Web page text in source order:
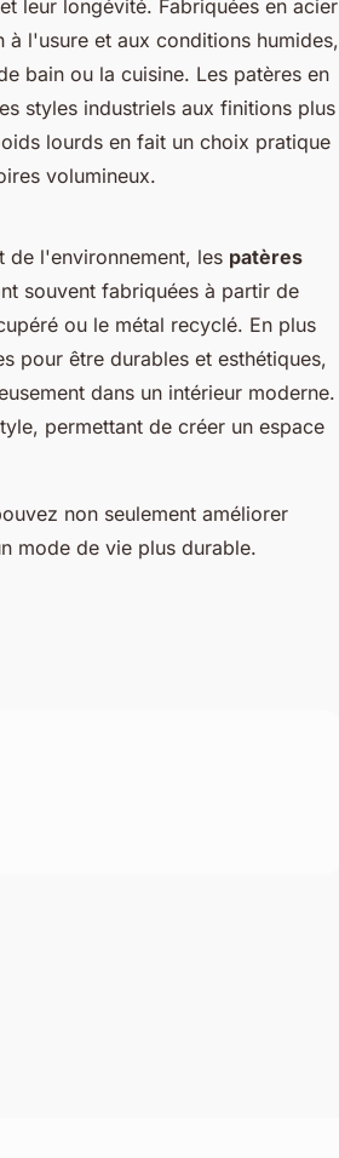
leur longévité. Fabriquées en acier
l'usure et aux conditions humides,
bain ou la cuisine. Les patères en
styles industriels aux finitions plus
lourds en fait un choix pratique
volumineux.
de l'environnement, les patères
souvent fabriquées à partir de
ou le métal recyclé. En plus
pour être durables et esthétiques,
dans un intérieur moderne.
permettant de créer un espace
non seulement améliorer
mode de vie plus durable.